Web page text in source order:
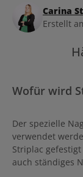
Carina
Erstellt
Wofür wird
Der spezielle
verwendet
Striplac
auch ständiges